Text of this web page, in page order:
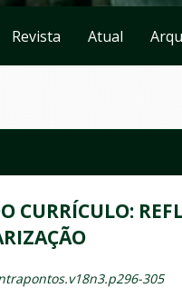
Revista Atual
CURRÍCULO:
305